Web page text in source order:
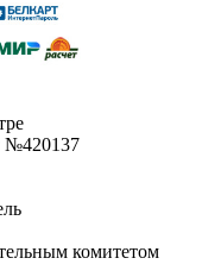
№420137
комитетом